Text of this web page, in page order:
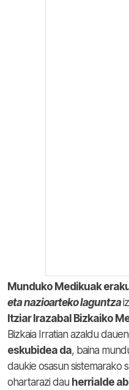
Munduko Medikuak
eta nazioarteko laguntza
Itziar Irazabal Bizkaiko
Bizkaia Irratian azaldu
eskubidea da, baina
daukie osasun sistemarako
ohartarazi dau herrialde